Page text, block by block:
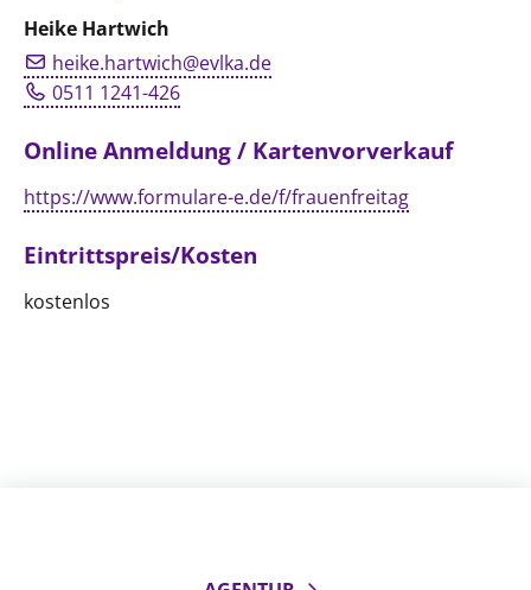
Heike Hartwich
heike.hartwich@evlka.de
0511 1241-426
Online Anmeldung / Kartenvorverkauf
https://www.formulare-e.de/f/frauenfreitag
Eintrittspreis/Kosten
kostenlos